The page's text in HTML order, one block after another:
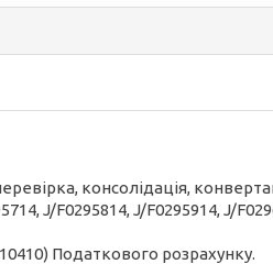
консолідація,
J/F0295814, J/F0295914, J/
Податкового розрахунку.